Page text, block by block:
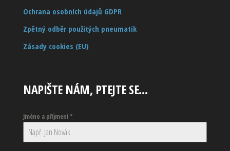
Ochrana osobních údajů GDPR
Zpětný odběr použitých pneumatik
Zásady cookies (EU)
NAPIŠTE NÁM, PTEJTE SE…
Jméno a příjmení*